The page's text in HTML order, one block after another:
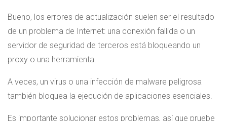
Bueno, los errores de actualización suelen ser el resultado
de un problema de Internet: una conexión fallida o un
servidor de seguridad de terceros está bloqueando un
proxy o una herramienta.
A veces, un virus o una infección de malware peligrosa
también bloquea la ejecución de aplicaciones esenciales.
Es importante solucionar estos problemas, así que pruebe